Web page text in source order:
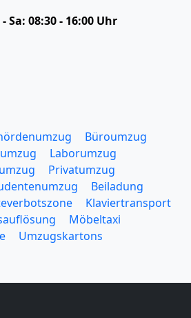
Sa: 08:30 - 16:00 Uhr
Büroumzug
Laborumzug
Privatumzug
Beiladung
Klaviertransport
Möbeltaxi
Umzugskartons